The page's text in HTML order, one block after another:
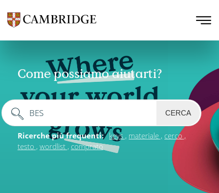
Come possiamo aiutarti?
CERCA
Ricerche più frequenti: keys materiale cerco
testo wordlist comprato